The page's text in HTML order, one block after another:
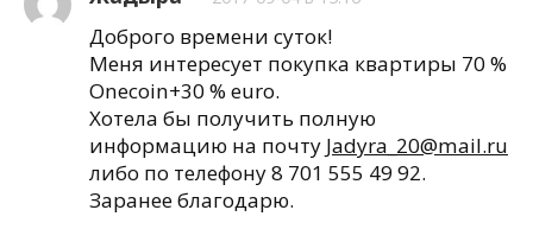
Доброго времени суток!
Меня интересует покупка квартиры 70 %
Onecoin+30 % euro.
Хотела бы получить полную
информацию на почту Jadyra_20@mail.ru
либо по телефону 8 701 555 49 92.
Заранее благодарю.